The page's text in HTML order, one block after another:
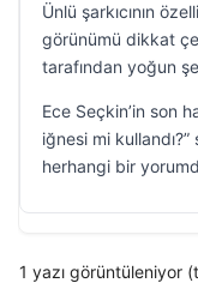
Ünlü şarkıcının
görünümü dikkat
tarafından yoğun
Ece Seçkin’in son
iğnesi mi kullandı?”
herhangi bir
1 yazı görüntüleniyor